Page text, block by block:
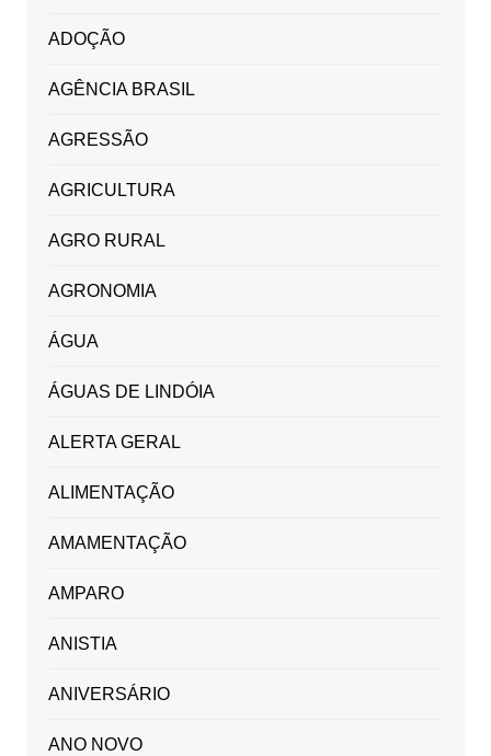
ADOÇÃO
AGÊNCIA BRASIL
AGRESSÃO
AGRICULTURA
AGRO RURAL
AGRONOMIA
ÁGUA
ÁGUAS DE LINDÓIA
ALERTA GERAL
ALIMENTAÇÃO
AMAMENTAÇÃO
AMPARO
ANISTIA
ANIVERSÁRIO
ANO NOVO